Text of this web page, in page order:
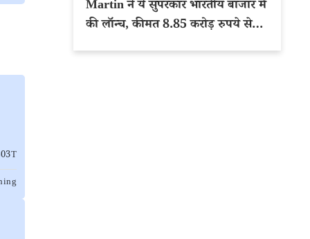
Martin ने ये सुपरकार भारतीय बाजार में
की लॉन्च, कीमत 8.85 करोड़ रुपये से